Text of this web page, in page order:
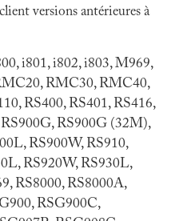
versions antérieures à
i801, i802, i803, M969,
RMC30, RMC40,
RS400, RS401, RS416,
RS900G (32M),
RS900W, RS910,
RS920W, RS930L,
RS8000, RS8000A,
RSG900C,